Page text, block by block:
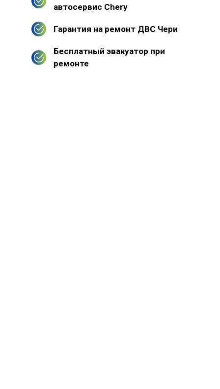
автосервис Chery
Гарантия на ремонт ДВС Чери
Бесплатный эвакуатор при
ремонте